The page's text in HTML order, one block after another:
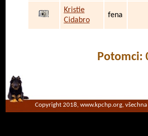
Kristie
Cidabro
fena
Potomci:
Copyright 2018, www.kpchp.org,